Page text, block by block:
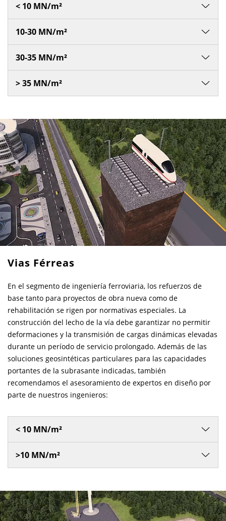
< 10 MN/m²
10-30 MN/m²
30-35 MN/m²
> 35 MN/m²
Vias Férreas
En el segmento de ingeniería ferroviaria, los refuerzos de
base tanto para proyectos de obra nueva como de
rehabilitación se rigen por normativas especiales. La
construcción del lecho de la vía debe garantizar no permitir
deformaciones y la transmisión de cargas dinámicas elevadas
durante un período de servicio prolongado. Además de las
soluciones geosintéticas particulares para las capacidades
portantes de la subrasante indicadas, también
recomendamos el asesoramiento de expertos en diseño por
parte de nuestros ingenieros:
< 10 MN/m²
>10 MN/m²